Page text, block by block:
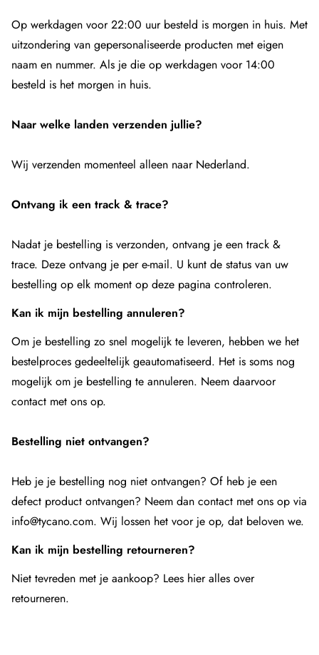
Op werkdagen voor 22:00 uur besteld is morgen in huis. Met
uitzondering van gepersonaliseerde producten met eigen
naam en nummer. Als je die op werkdagen voor 14:00
besteld is het morgen in huis.
Naar welke landen verzenden jullie?
Wij verzenden momenteel alleen naar Nederland.
Ontvang ik een track & trace?
Nadat je bestelling is verzonden, ontvang je een track &
trace. Deze ontvang je per e-mail. U kunt de status van uw
bestelling op elk moment op deze pagina controleren.
Kan ik mijn bestelling annuleren?
Om je bestelling zo snel mogelijk te leveren, hebben we het
bestelproces gedeeltelijk geautomatiseerd. Het is soms nog
mogelijk om je bestelling te annuleren. Neem daarvoor
contact met ons op.
Bestelling niet ontvangen?
Heb je je bestelling nog niet ontvangen? Of heb je een
defect product ontvangen? Neem dan contact met ons op via
info@tycano.com. Wij lossen het voor je op, dat beloven we.
Kan ik mijn bestelling retourneren?
Niet tevreden met je aankoop? Lees hier alles over
retourneren.